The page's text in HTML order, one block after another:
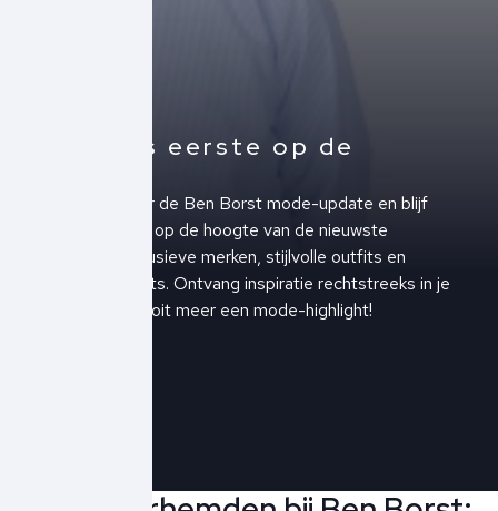
Altijd als eerste op de
Schrijf je in voor de Ben Borst mode-update en blijf
altijd als eerste op de hoogte van de nieuwste
collecties, exclusieve merken, stijlvolle outfits en
upcoming events. Ontvang inspiratie rechtstreeks in je
inbox en mis nooit meer een mode-highlight!